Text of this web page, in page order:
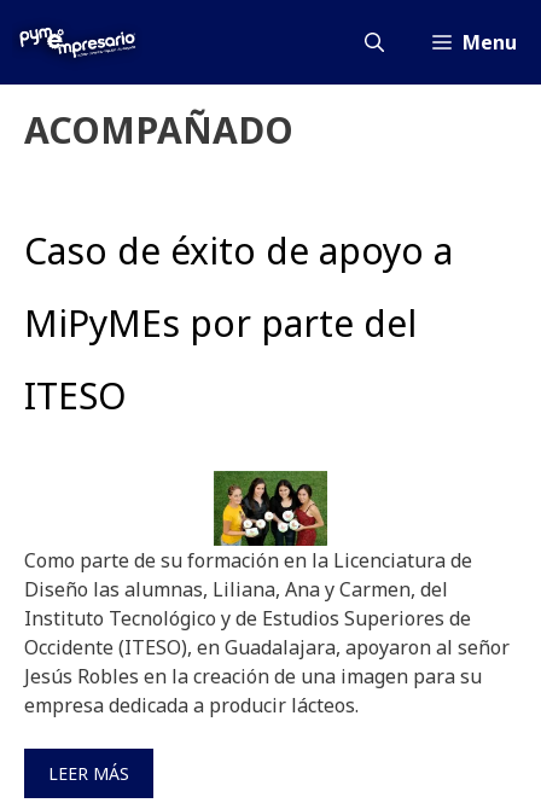
Menu
ACOMPAÑADO
Caso de éxito de apoyo a
MiPyMEs por parte del
ITESO
Como parte de su formación en la Licenciatura de
Diseño las alumnas, Liliana, Ana y Carmen, del
Instituto Tecnológico y de Estudios Superiores de
Occidente (ITESO), en Guadalajara, apoyaron al señor
Jesús Robles en la creación de una imagen para su
empresa dedicada a producir lácteos.
LEER MÁS